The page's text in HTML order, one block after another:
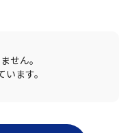
せん。
ます。